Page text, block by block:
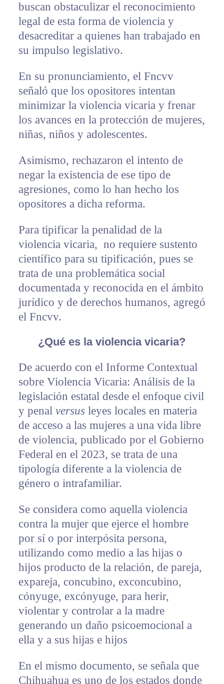
buscan obstaculizar el reconocimiento
legal de esta forma de violencia y
desacreditar a quienes han trabajado en
su impulso legislativo.
En su pronunciamiento, el Fncvv
señaló que los opositores intentan
minimizar la violencia vicaria y frenar
los avances en la protección de mujeres,
niñas, niños y adolescentes.
Asimismo, rechazaron el intento de
negar la existencia de ese tipo de
agresiones, como lo han hecho los
opositores a dicha reforma.
Para tipificar la penalidad de la
violencia vicaria, no requiere sustento
científico para su tipificación, pues se
trata de una problemática social
documentada y reconocida en el ámbito
jurídico y de derechos humanos, agregó
el Fncvv.
¿Qué es la violencia vicaria?
De acuerdo con el Informe Contextual
sobre Violencia Vicaria: Análisis de la
legislación estatal desde el enfoque civil
y penal versus leyes locales en materia
de acceso a las mujeres a una vida libre
de violencia, publicado por el Gobierno
Federal en el 2023, se trata de una
tipología diferente a la violencia de
género o intrafamiliar.
Se considera como aquella violencia
contra la mujer que ejerce el hombre
por sí o por interpósita persona,
utilizando como medio a las hijas o
hijos producto de la relación, de pareja,
expareja, concubino, exconcubino,
cónyuge, excónyuge, para herir,
violentar y controlar a la madre
generando un daño psicoemocional a
ella y a sus hijas e hijos
En el mismo documento, se señala que
Chihuahua es uno de los estados donde